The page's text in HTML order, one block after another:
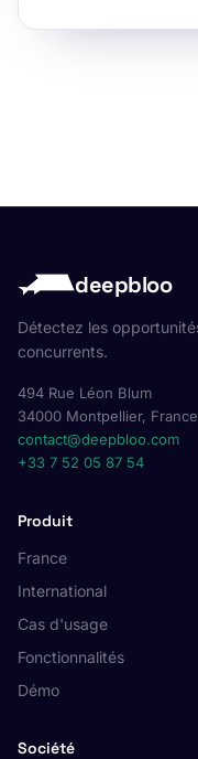
deepbloo
Détectez les
concurrents.
494 Rue Léon Blum
34000 Montpellier, France
contact@deepbloo.com
+33 7 52 05 87 54
Produit
France
International
Cas d'usage
Fonctionnalités
Démo
Société